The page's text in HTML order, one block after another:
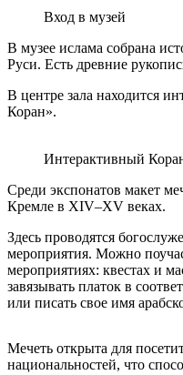
Вход в музей
В музее ислама собрана
Руси. Есть древние
В центре зала находится
Коран».
Интерактивный
Среди экспонатов макет
Кремле в XIV–XV веках.
Здесь проводятся
мероприятия. Можно
мероприятиях: квестах и
завязывать платок в
или писать свое имя
Мечеть открыта для
национальностей, что